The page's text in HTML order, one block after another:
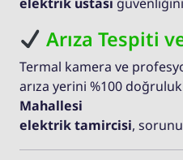
elektrik ustası
Arıza Tespiti
Termal kamera ve
arıza yerini %100
Mahallesi
elektrik tamircisi, sorunu